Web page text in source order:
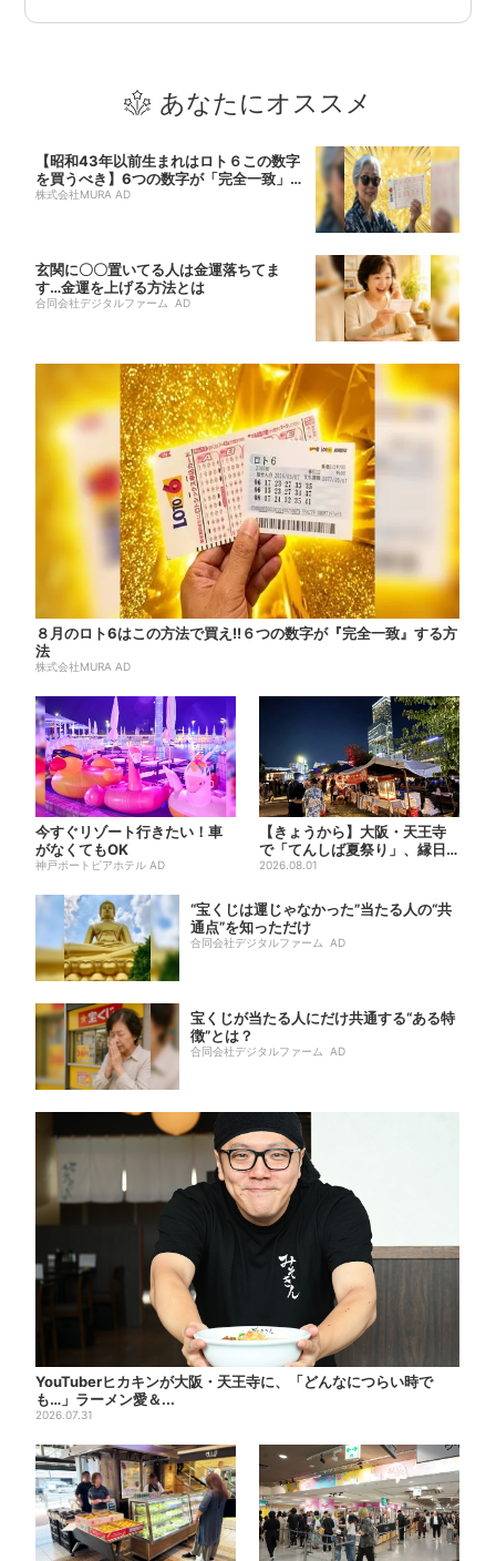
あなたにオススメ
【昭和43年以前生まれはロト６この数字
を買うべき】6つの数字が「完全一致」す
る方...
株式会社MURA AD
玄関に〇〇置いてる人は金運落ちてま
す…金運を上げる方法とは
合同会社デジタルファーム AD
８月のロト6はこの方法で買え!!６つの数字が『完全一致』する方
法
株式会社MURA AD
今すぐリゾート行きたい！車
がなくてもOK
神戸ポートピアホテル AD
【きょうから】大阪・天王寺
で「てんしば夏祭り」、縁日
や盆踊り…涼しいスプラッシ
2026.08.01
“宝くじは運じゃなかった”当たる人の“共
通点”を知っただけ
合同会社デジタルファーム AD
宝くじが当たる人にだけ共通する“ある特
徴”とは？
合同会社デジタルファーム AD
YouTuberヒカキンが大阪・天王寺に、「どんなにつらい時で
も…」ラーメン愛＆...
2026.07.31